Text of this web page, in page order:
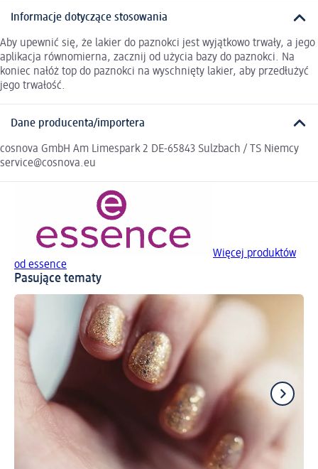
Informacje dotyczące stosowania
Aby upewnić się, że lakier do paznokci jest wyjątkowo trwały, a jego
aplikacja równomierna, zacznij od użycia bazy do paznokci. Na
koniec nałóż top do paznokci na wyschnięty lakier, aby przedłużyć
jego trwałość.
Dane producenta/importera
cosnova GmbH Am Limespark 2 DE-65843 Sulzbach / TS Niemcy
service@cosnova.eu
Więcej produktów
od essence
Pasujące tematy